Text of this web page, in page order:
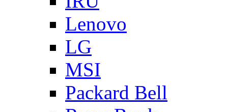
Lenovo
LG
MSI
Packard Bell